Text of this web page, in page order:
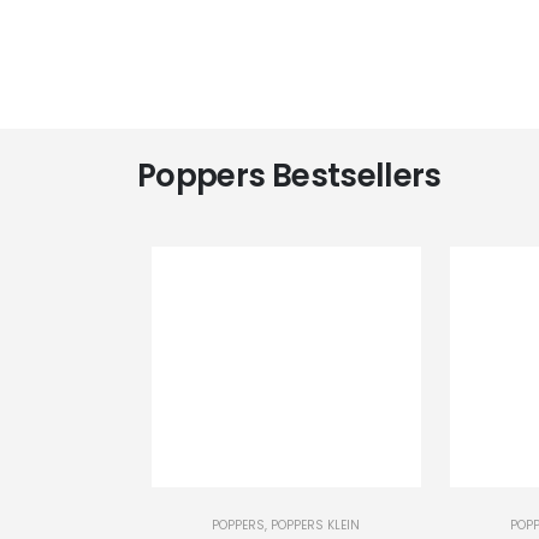
Poppers Bestsellers
POPPERS, POPPERS KLEIN